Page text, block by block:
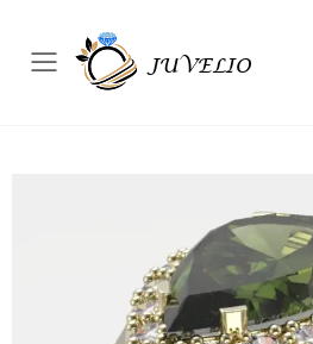
Přepínač